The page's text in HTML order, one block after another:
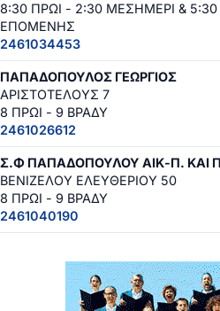
8:30 ΠΡΩΙ - 2:30 ΜΕΣΗΜΕΡΙ &
ΕΠΟΜΕΝΗΣ
2461034453
ΠΑΠΑΔΟΠΟΥΛΟΣ ΓΕΩΡΓΙΟΣ
ΑΡΙΣΤΟΤΕΛΟΥΣ 7
8 ΠΡΩΙ - 9 ΒΡΑΔΥ
2461026612
Σ.Φ ΠΑΠΑΔΟΠΟΥΛΟΥ ΑΙΚ-Π. ΚΑΙ
ΒΕΝΙΖΕΛΟΥ ΕΛΕΥΘΕΡΙΟΥ 50
8 ΠΡΩΙ - 9 ΒΡΑΔΥ
2461040190